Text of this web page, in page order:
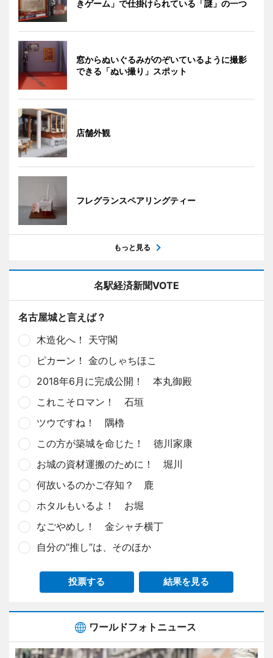
きゲーム」で仕掛けられている「謎」の一つ
窓からぬいぐるみがのぞいているように撮影
できる「ぬい撮り」スポット
店舗外観
フレグランスペアリングティー
もっと見る
名駅経済新聞VOTE
名古屋城と言えば？
木造化へ！ 天守閣
ピカーン！ 金のしゃちほこ
2018年6月に完成公開！ 本丸御殿
これこそロマン！ 石垣
ツウですね！ 隅櫓
この方が築城を命じた！ 徳川家康
お城の資材運搬のために！ 堀川
何故いるのかご存知？ 鹿
ホタルもいるよ！ お堀
なごやめし！ 金シャチ横丁
自分の“推し”は、そのほか
投票する 結果を見る
ワールドフォトニュース